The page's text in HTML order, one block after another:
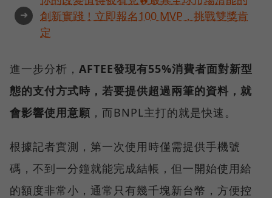
➜
創新實踐！立即報名100 MVP，挑戰雙獎肯
定
進一步分析， AFTEE發現有55%消費者面對新型
態的支付方式時，若要提供超過兩筆的資料，就
會影響使用意願 ，而BNPL主打的就是快速。
根據記者實測，第一次使用時僅需提供手機號
碼，不到一分鐘就能完成結帳，但一開始使用給
的額度非常小，通常只有幾千塊新台幣，方便控